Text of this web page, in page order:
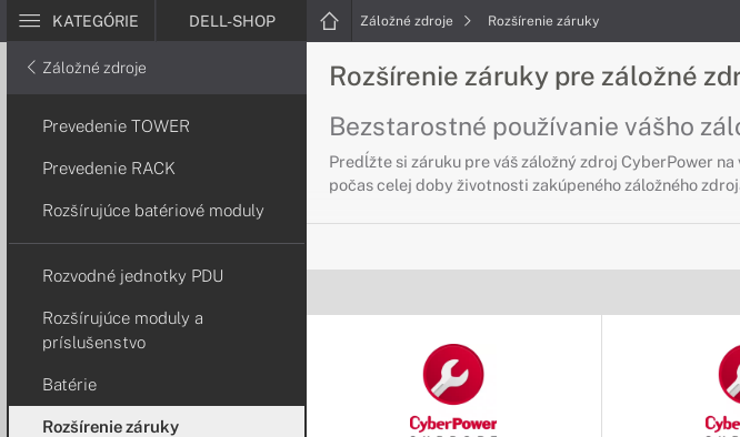
KATEGÓRIE DELL-SHOP Záložné zdroje Rozšírenie záruky
Záložné zdroje
Prevedenie TOWER
Prevedenie RACK
Rozšírujúce batériové moduly
Rozvodné jednotky PDU
Rozšírujúce moduly a
príslušenstvo
Batérie
Rozšírenie záruky
Rozšírenie záruky pre záložné
Bezstarostné používanie vášho
Predĺžte si záruku pre váš záložný zdroj CyberPower
počas celej doby životnosti zakúpeného záložného